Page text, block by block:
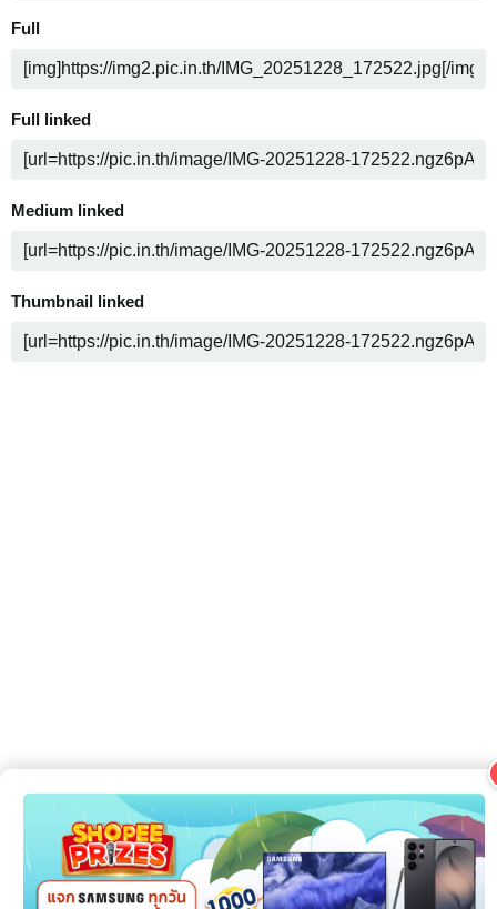
Full
Full linked
Medium linked
Thumbnail linked